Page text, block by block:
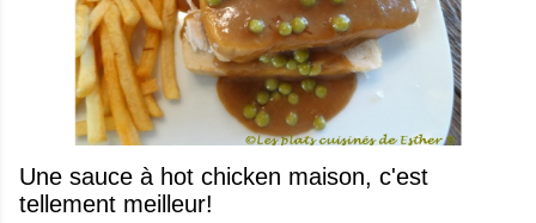
Une sauce à hot chicken maison, c'est
tellement meilleur!